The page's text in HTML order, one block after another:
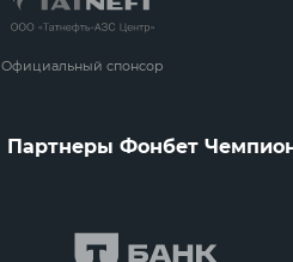
Официальный спонсор
Партнеры Фонбет